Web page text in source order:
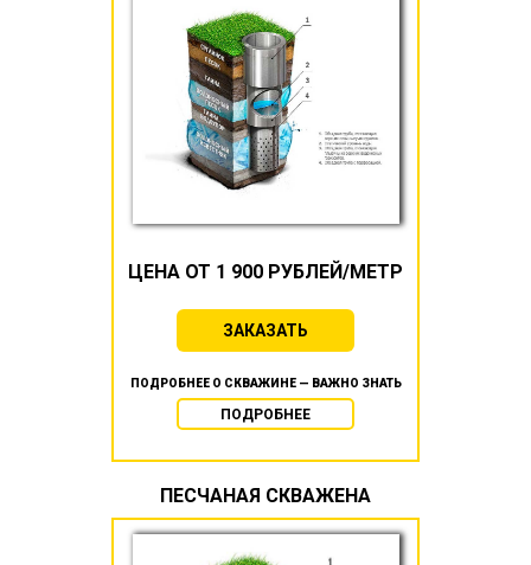
ЦЕНА ОТ 1 900 РУБЛЕЙ/МЕТР
ЗАКАЗАТЬ
ПОДРОБНЕЕ О СКВАЖИНЕ — ВАЖНО ЗНАТЬ
ПОДРОБНЕЕ
ПЕСЧАНАЯ СКВАЖЕНА